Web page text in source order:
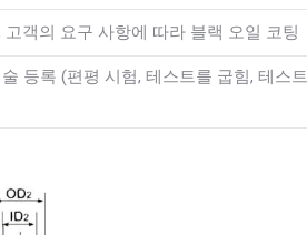
객의 요구 사항에 따라 블랙 오일 코팅
등록 (편평 시험, 테스트를 굽힘, 테스트